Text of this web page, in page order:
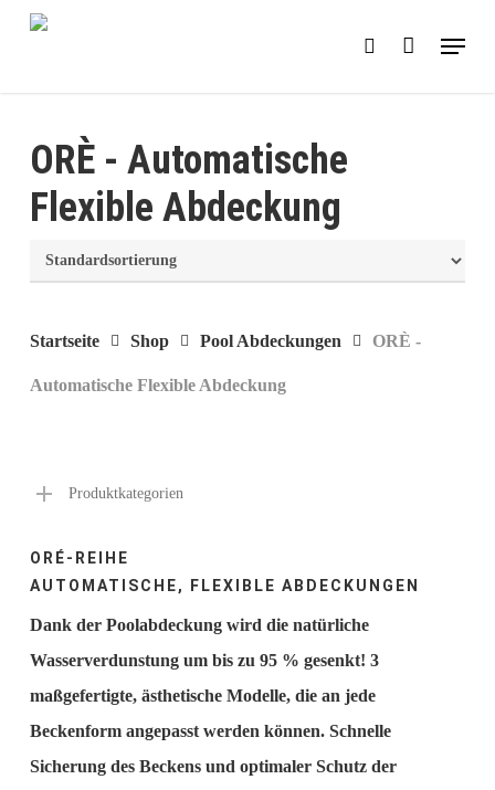
Skip
search
Menu
ORÈ - Automatische
Flexible Abdeckung
Startseite Shop Pool Abdeckungen ORÈ -
Automatische Flexible Abdeckung
Produktkategorien
ORÉ-REIHE
AUTOMATISCHE, FLEXIBLE ABDECKUNGEN
Dank der Poolabdeckung wird die natürliche
Wasserverdunstung um bis zu 95 % gesenkt! 3
maßgefertigte, ästhetische Modelle, die an jede
Beckenform angepasst werden können. Schnelle
Sicherung des Beckens und optimaler Schutz der